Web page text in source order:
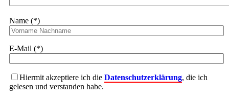
Name (*)
E-Mail (*)
Hiermit akzeptiere ich die Datenschutzerklärung, die ich
gelesen und verstanden habe.